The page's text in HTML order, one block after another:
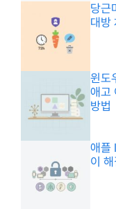
당근
대방
윈도
애고
방법
애플
이